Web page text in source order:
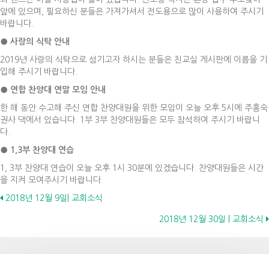
앞에 있으며, 필요하신 분들은 가져가셔서 전도용으로 많이 사용하여 주시기
바랍니다.
● 사랑의 식탁 안내
2019년 사랑의 식탁으로 섬기고자 하시는 분들은 친교실 게시판에 이름을 기
입해 주시기 바랍니다.
● 연합 찬양대 연말 모임 안내
한 해 동안 수고해 주신 연합 찬양대원을 위한 모임이 오늘 오후 5시에 주홍숙
권사 댁에서 있습니다. 1부 3부 찬양대원들은 모두 참석하여 주시기 바랍니
다.
● 1,3부 찬양대 연습
1, 3부 찬양대 연습이 오늘 오후 1시 30분에 있겠습니다. 찬양대원들은 시간
을 지켜 모여주시기 바랍니다.
Posts
2018년 12월 9일| 교회소식
2018년 12월 30일 | 교회소식